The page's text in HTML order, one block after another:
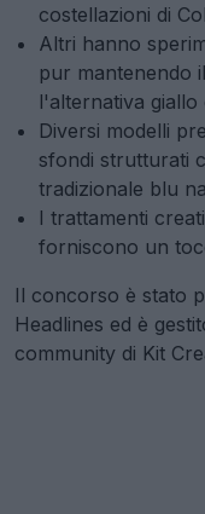
costellazioni di
Altri hanno
pur mantenendo
l'alternativa giallo
Diversi modelli
sfondi strutturati
tradizionale blu
I trattamenti
forniscono un
Il concorso è stato
Headlines ed è
community di Kit